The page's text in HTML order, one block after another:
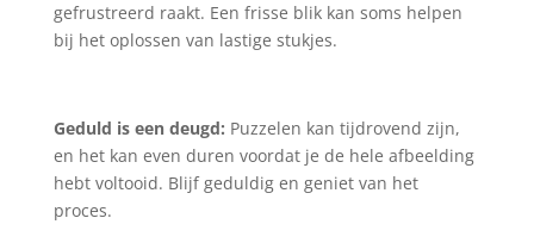
gefrustreerd raakt. Een frisse blik kan soms helpen
bij het oplossen van lastige stukjes.
Geduld is een deugd: Puzzelen kan tijdrovend zijn,
en het kan even duren voordat je de hele afbeelding
hebt voltooid. Blijf geduldig en geniet van het
proces.